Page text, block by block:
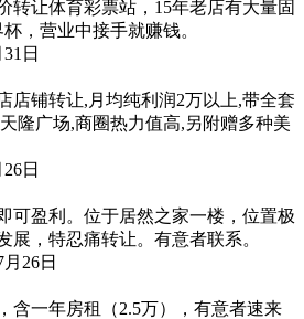
转让体育彩票站，15年老店有大量固
，营业中接手就赚钱。
日
店铺转让,月均纯利润2万以上,带全套
隆广场,商圈热力值高,另附赠多种美
日
可盈利。位于居然之家一楼，位置极
展，特忍痛转让。有意者联系。
26日
含一年房租（2.5万），有意者速来